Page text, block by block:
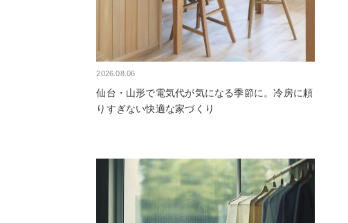
2026.08.06
仙台・山形で電気代が気になる季節に。冷房に頼
りすぎない快適な家づくり